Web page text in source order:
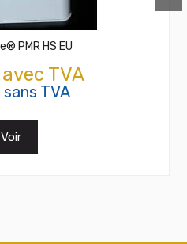
PMR HS EU
TVA
TVA
Voir